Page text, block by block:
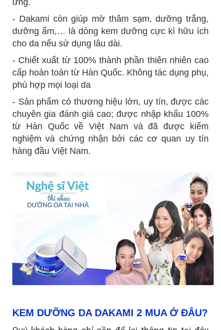
ứng.
- Dakami còn giúp mờ thâm sạm, dưỡng trắng,
dưỡng ẩm,… là dòng kem dưỡng cực kì hữu ích
cho da nếu sử dụng lâu dài.
- Chiết xuất từ 100% thành phần thiên nhiên cao
cấp hoàn toàn từ Hàn Quốc. Không tác dụng phụ,
phù hợp mọi loại da
- Sản phẩm có thương hiệu lớn, uy tín, được các
chuyên gia đánh giá cao; được nhập khẩu 100%
từ Hàn Quốc về Việt Nam và đã được kiểm
nghiệm và chứng nhận bởi các cơ quan uy tín
hàng đầu Việt Nam.
KEM DƯỠNG DA DAKAMI 2 MUA Ở ĐÂU?